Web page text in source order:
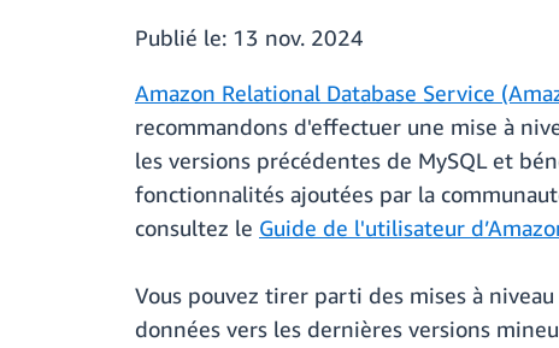
Publié le: 13 nov. 2024
Amazon Relational Database Service
recommandons d'effectuer une mise à
les versions précédentes de MySQL et
fonctionnalités ajoutées par la
consultez le Guide de l'utilisateur
Vous pouvez tirer parti des mises à
données vers les dernières versions